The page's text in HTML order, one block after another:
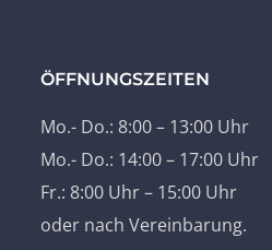
ÖFFNUNGSZEITEN
Mo.- Do.: 8:00 – 13:00 Uhr
Mo.- Do.: 14:00 – 17:00 Uhr
Fr.: 8:00 Uhr – 15:00 Uhr
oder nach Vereinbarung.